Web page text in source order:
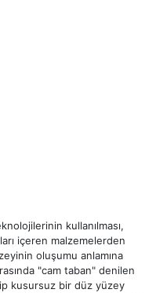
kullanılması,
içeren malzemelerden
oluşumu anlamına
"cam taban" denilen
kusursuz bir düz yüzey